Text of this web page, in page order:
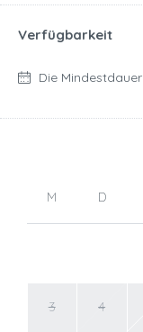
Verfügbarkeit
Die
M D
3 4